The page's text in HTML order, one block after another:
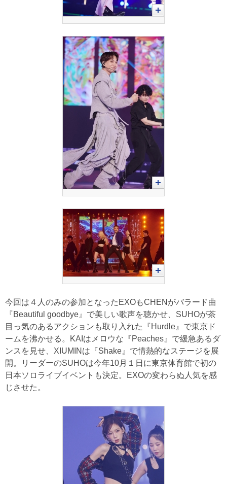
今回は４人のみの参加となったEXOもCHENがバラード曲
『Beautiful goodbye』で美しい歌声を聴かせ、SUHOが茶
目っ気のあるアクションも取り入れた『Hurdle』で東京ド
ームを沸かせる。KAIはメロウな『Peaches』で緩急あるダ
ンスを見せ、XIUMINは『Shake』で情熱的なステージを展
開。リーダーのSUHOは今年10月１日に東京体育館で初の
日本ソロライブイベントも決定。EXOの変わらぬ人気を感
じさせた。